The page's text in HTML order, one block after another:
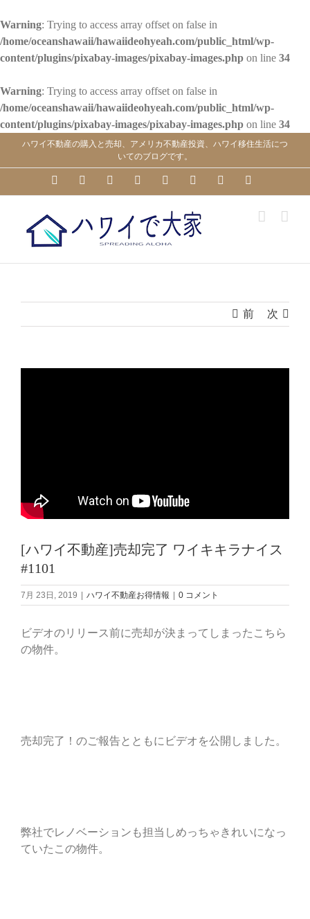
Warning: Trying to access array offset on false in
/home/oceanshawaii/hawaiideohyeah.com/public_html/wp-
content/plugins/pixabay-images/pixabay-images.php on line 34
Warning: Trying to access array offset on false in
/home/oceanshawaii/hawaiideohyeah.com/public_html/wp-
content/plugins/pixabay-images/pixabay-images.php on line 34
ハワイ不動産の購入と売却、アメリカ不動産投資、ハワイ移住生活につ
いてのブログです。
YouTubeFacebookInstagramLinkedInSkype PinterestTumblr
前 次
[ハワイ不動産]売却完了 ワイキキラナイス
#1101
7月 23日, 2019 ハワイ不動産お得情報 0 コメント
ビデオのリリース前に売却が決まってしまったこちら
の物件。
売却完了！のご報告とともにビデオを公開しました。
弊社でレノベーションも担当しめっちゃきれいになっ
ていたこの物件。